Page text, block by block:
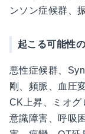
ンソン症候群、
起こる可能性
悪性症候群、
剛、頻脈、血圧
CK上昇、ミオグ
意識障害、呼吸